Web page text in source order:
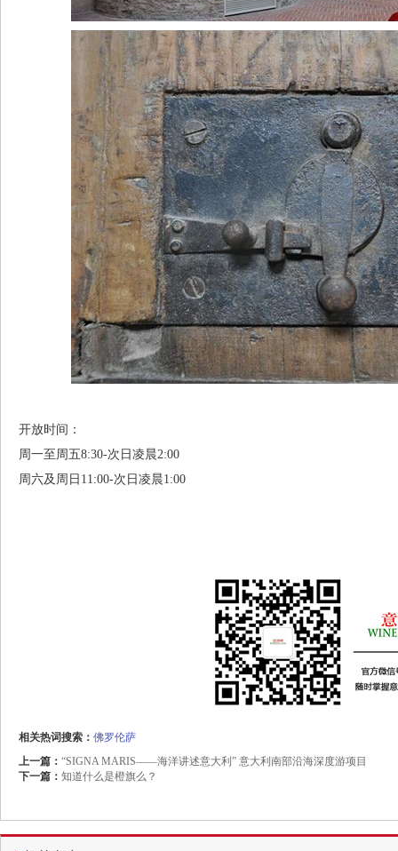
开放时间：
周一至周五8:30-次日凌晨2:00
周六及周日11:00-次日凌晨1:00
相关热词搜索： 佛罗伦萨
上一篇： “SIGNA MARIS——海洋讲述意大利” 意大利南部沿海深度游项目
下一篇： 知道什么是橙旗么？